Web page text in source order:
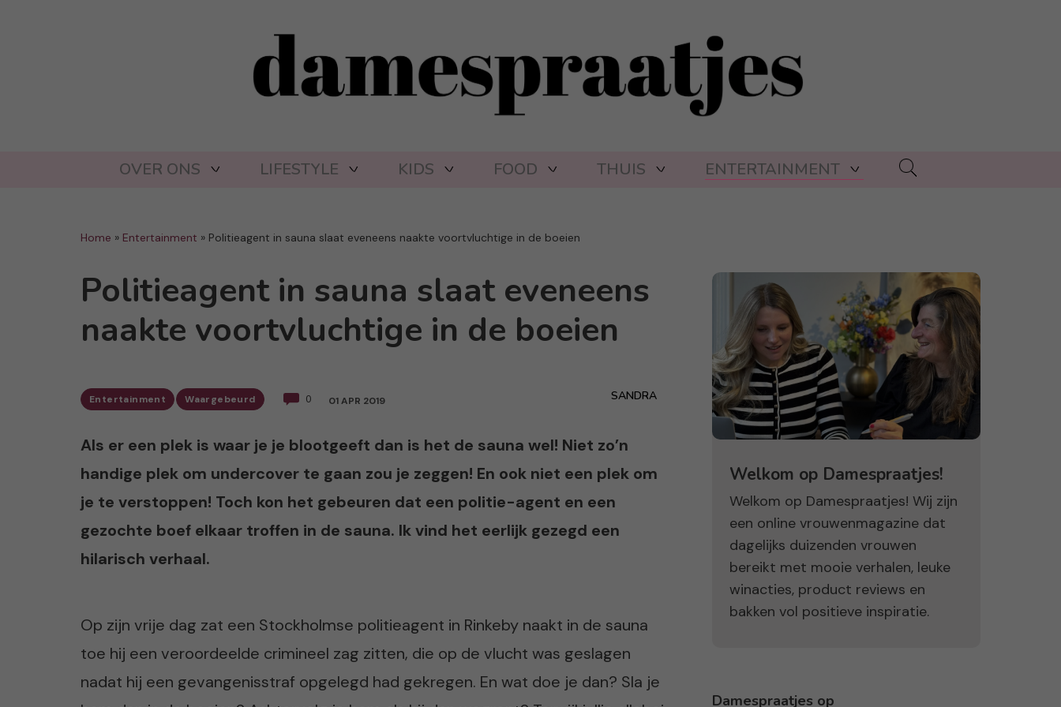
OVER ONS LIFESTYLE KIDS FOOD THUIS ENTERTAINMENT
Home » Entertainment » Politieagent in sauna slaat eveneens naakte voortvluchtige in de boeien
Politieagent in sauna slaat eveneens
naakte voortvluchtige in de boeien
Entertainment Waargebeurd 0 01 APR 2019 SANDRA
Als er een plek is waar je je blootgeeft dan is het de sauna wel! Niet zo’n
handige plek om undercover te gaan zou je zeggen! En ook niet een plek om
je te verstoppen! Toch kon het gebeuren dat een politie-agent en een
gezochte boef elkaar troffen in de sauna. Ik vind het eerlijk gezegd een
hilarisch verhaal.
Op zijn vrije dag zat een Stockholmse politieagent in Rinkeby naakt in de sauna
toe hij een veroordeelde crimineel zag zitten, die op de vlucht was geslagen
nadat hij een gevangenisstraf opgelegd had gekregen. En wat doe je dan? Sla je
Welkom op Damespraatjes!
Welkom op Damespraatjes! Wij zijn
een online vrouwenmagazine dat
dagelijks duizenden vrouwen
bereikt met mooie verhalen, leuke
winacties, product reviews en
bakken vol positieve inspiratie.
Damespraatjes op